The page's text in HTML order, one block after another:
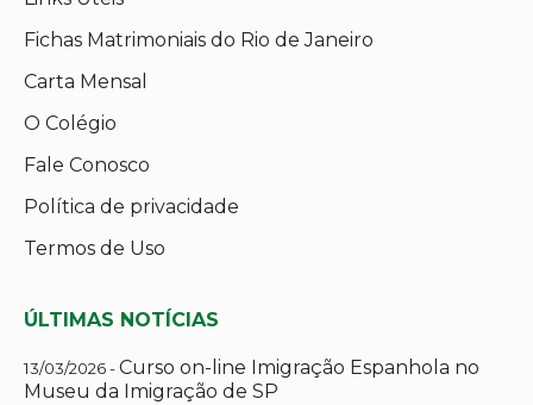
Fichas Matrimoniais do Rio de Janeiro
Carta Mensal
O Colégio
Fale Conosco
Política de privacidade
Termos de Uso
ÚLTIMAS NOTÍCIAS
13/03/2026 -Curso on-line Imigração Espanhola no
Museu da Imigração de SP